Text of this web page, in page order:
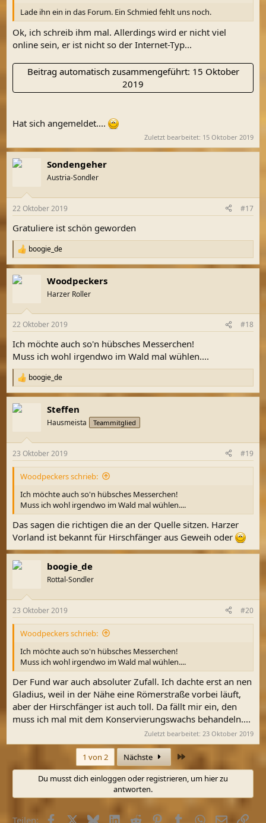
Lade ihn ein in das Forum. Ein Schmied fehlt uns noch.
Ok, ich schreib ihm mal. Allerdings wird er nicht viel
online sein, er ist nicht so der Internet-Typ...
Beitrag automatisch zusammengeführt: 15 Oktober
2019
Hat sich angemeldet....
Zuletzt bearbeitet: 15 Oktober 2019
Sondengeher
Austria-Sondler
22 Oktober 2019 #17
Gratuliere ist schön geworden
R
e
a
k
e
:
boogie_de
Woodpeckers
Harzer Roller
22 Oktober 2019 #18
Ich möchte auch so'n hübsches Messerchen!
Muss ich wohl irgendwo im Wald mal wühlen....
R
e
a
k
e
n
boogie_de
Steffen
Hausmeista Teammitglied
23 Oktober 2019 #19
Woodpeckers schrieb:
Ich möchte auch so'n hübsches Messerchen!
Muss ich wohl irgendwo im Wald mal wühlen....
Das sagen die richtigen die an der Quelle sitzen. Harzer
Vorland ist bekannt für Hirschfänger aus Geweih oder
boogie_de
Rottal-Sondler
23 Oktober 2019 #20
Woodpeckers schrieb:
Ich möchte auch so'n hübsches Messerchen!
Muss ich wohl irgendwo im Wald mal wühlen....
Der Fund war auch absoluter Zufall. Ich dachte erst an nen
Gladius, weil in der Nähe eine Römerstraße vorbei läuft,
aber der Hirschfänger ist auch toll. Da fällt mir ein, den
muss ich mal mit dem Konservierungswachs behandeln....
Zuletzt bearbeitet: 23 Oktober 2019
1 von 2 Nächste Letzte
Du musst dich einloggen oder registrieren, um hier zu
antworten.
Teilen: FacebookX (Twitter)
BlueskyLinkedInReddit PinterestTumblrWhatsApp
E-MailLink